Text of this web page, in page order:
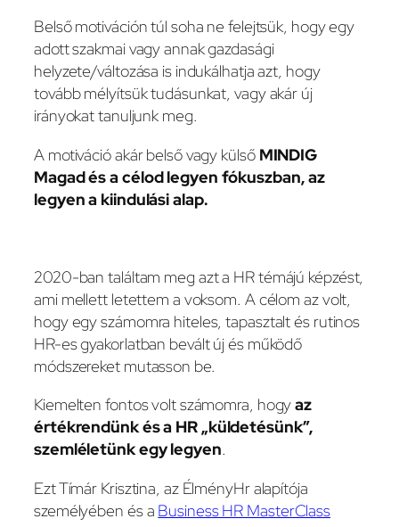
Belső motiváción túl soha ne felejtsük, hogy egy
adott szakmai vagy annak gazdasági
helyzete/változása is indukálhatja azt, hogy
tovább mélyítsük tudásunkat, vagy akár új
irányokat tanuljunk meg.
A motiváció akár belső vagy külső MINDIG
Magad és a célod legyen fókuszban, az
legyen a kiindulási alap.
2020-ban találtam meg azt a HR témájú képzést,
ami mellett letettem a voksom. A célom az volt,
hogy egy számomra hiteles, tapasztalt és rutinos
HR-es gyakorlatban bevált új és működő
módszereket mutasson be.
Kiemelten fontos volt számomra, hogyaz
értékrendünk és a HR „küldetésünk”,
szemléletünk egy legyen.
Ezt Tímár Krisztina, az ÉlményHr alapítója
személyében és a Business HR MasterClass